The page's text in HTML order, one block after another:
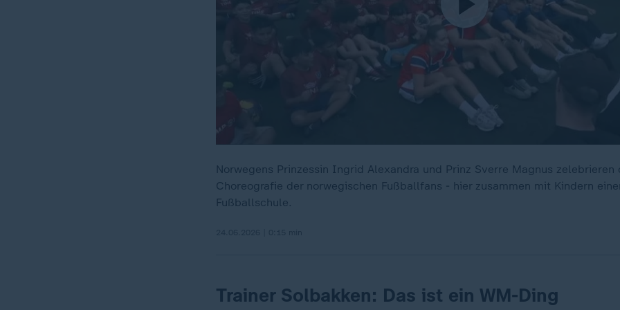
Norwegens Prinzessin Ingrid Alexandra und Prinz Sverre Magnus zelebrieren
Choreografie der norwegischen Fußballfans - hier zusammen mit Kindern
Fußballschule.
Trainer Solbakken: Das ist ein WM-Ding